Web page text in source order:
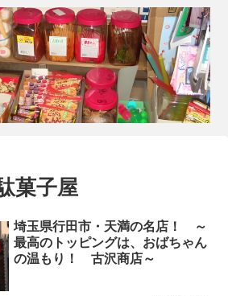
菓子屋
埼玉県行田市・天満の名店！ ～
最高のトッピングは、おばちゃん
の温もり！ 古沢商店～